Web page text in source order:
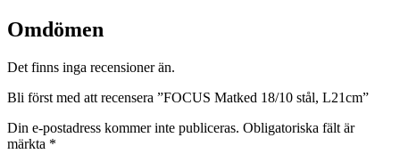
Omdömen
Det finns inga recensioner än.
Bli först med att recensera ”FOCUS Matked 18/10 stål, L21cm”
Din e-postadress kommer inte publiceras. Obligatoriska fält är
märkta *